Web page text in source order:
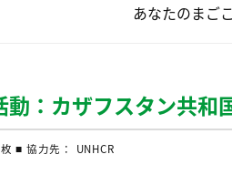
あなたのまご
：カザフスタン共和
■ 協力先： UNHCR